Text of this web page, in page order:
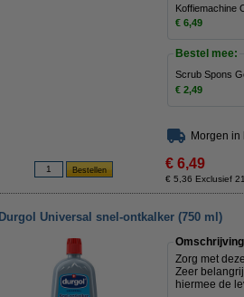
Koffiemachine
€ 6,49
Bestel mee:
Scrub Spons
€ 2,49
Morgen in
€ 6,49
€ 5,36 Exclusief
Durgol Universal snel-ontkalker (750 ml)
Omschrijving
Zorg met
Zeer
hiermee de